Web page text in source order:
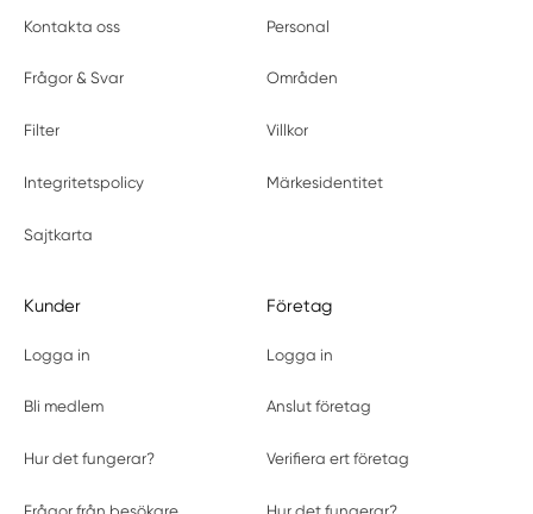
Kontakta oss Personal
Frågor & Svar Områden
Filter Villkor
Integritetspolicy Märkesidentitet
Sajtkarta
Kunder
Logga in
Bli medlem
Hur det fungerar?
Företag
Logga in
Anslut företag
Verifiera ert företag